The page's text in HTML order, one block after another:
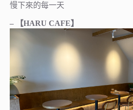
慢下來的每一天
– 【HARU CAFE】